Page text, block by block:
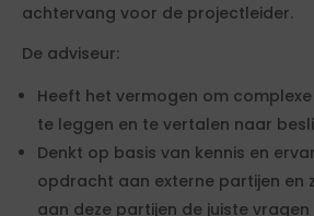
achtervang voor de projectleider.
De adviseur:
Heeft het vermogen om
te leggen en te vertalen naar
Denkt op basis van kennis en
opdracht aan externe partijen en
aan deze partijen de juiste